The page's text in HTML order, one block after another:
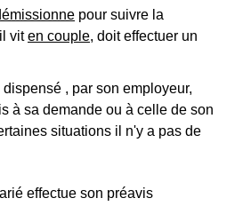
pour suivre la
viten couple, doit effectuer un
, par son employeur,
à sa demande ou à celle de son
situations il n'y a pas de
effectue son préavis